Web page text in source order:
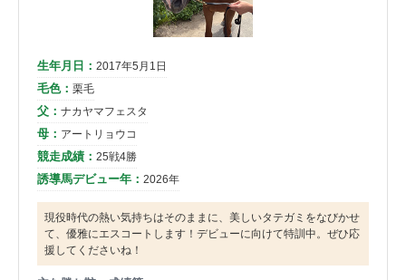
生年月日： 2017年5月1日
毛色： 栗毛
父： ナカヤマフェスタ
母： アートリョウコ
競走成績： 25戦4勝
誘導馬デビュー年： 2026年
現役時代の熱い気持ちはそのままに、美しいタテガミをなびかせ
て、優雅にエスコートします！デビューに向けて特訓中。ぜひ応
援してくださいね！